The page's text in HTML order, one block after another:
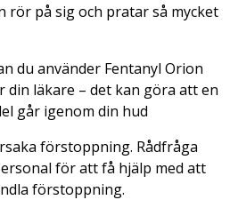
rör på sig och pratar så mycket
du använder Fentanyl Orion
din läkare – det kan göra att en
går igenom din hud
förstoppning. Rådfråga
för att få hjälp med att
förstoppning.